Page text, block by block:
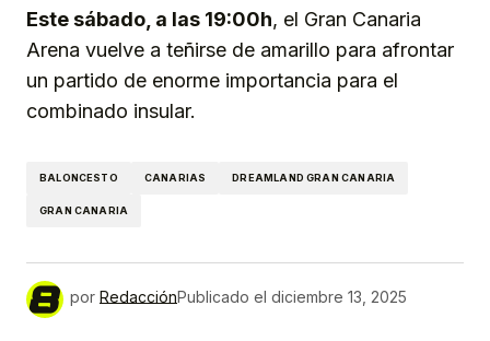
Este sábado, a las 19:00h, el Gran Canaria
Arena vuelve a teñirse de amarillo para afrontar
un partido de enorme importancia para el
combinado insular.
BALONCESTO CANARIAS DREAMLAND GRAN CANARIA
GRAN CANARIA
por RedacciónPublicado el diciembre 13, 2025